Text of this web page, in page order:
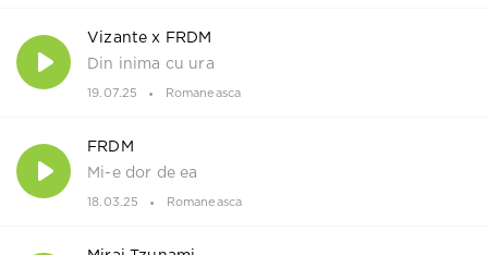
Vizante x FRDM
Din inima cu ura
19.07.25 Romaneasca
FRDM
Mi-e dor de ea
18.03.25 Romaneasca